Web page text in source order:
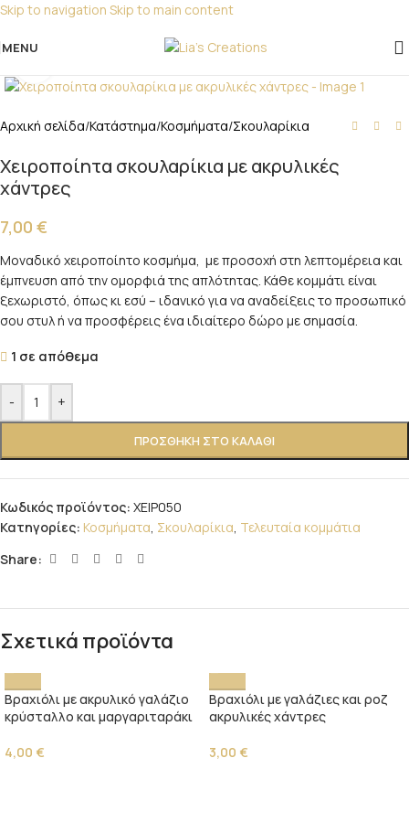
Skip to navigation Skip to main content
Για παραγγελίες για μπομπονιέρες παρακαλώ
επικοινωνήστε μαζί μας!
MENU
Αρχική σελίδα/Κατάστημα/Κοσμήματα/Σκουλαρίκια
Χειροποίητα σκουλαρίκια με ακρυλικές
χάντρες
7,00 €
Μοναδικό χειροποίητο κοσμήμα, με προσοχή στη λεπτομέρεια και
έμπνευση από την ομορφιά της απλότητας. Κάθε κομμάτι είναι
ξεχωριστό, όπως κι εσύ – ιδανικό για να αναδείξεις το προσωπικό
σου στυλ ή να προσφέρεις ένα ιδιαίτερο δώρο με σημασία.
1 σε απόθεμα
- +
ΠΡΟΣΘΉΚΗ ΣΤΟ ΚΑΛΆΘΙ
Κωδικός προϊόντος: ΧΕΙΡ050
Κατηγορίες: Κοσμήματα, Σκουλαρίκια, Τελευταία κομμάτια
Share:
Σχετικά προϊόντα
Βραχιόλι με ακρυλικό γαλάζιο
κρύσταλλο και μαργαριταράκι
4,00 €
Βραχιόλι με γαλάζιες και ροζ
ακρυλικές χάντρες
3,00 €